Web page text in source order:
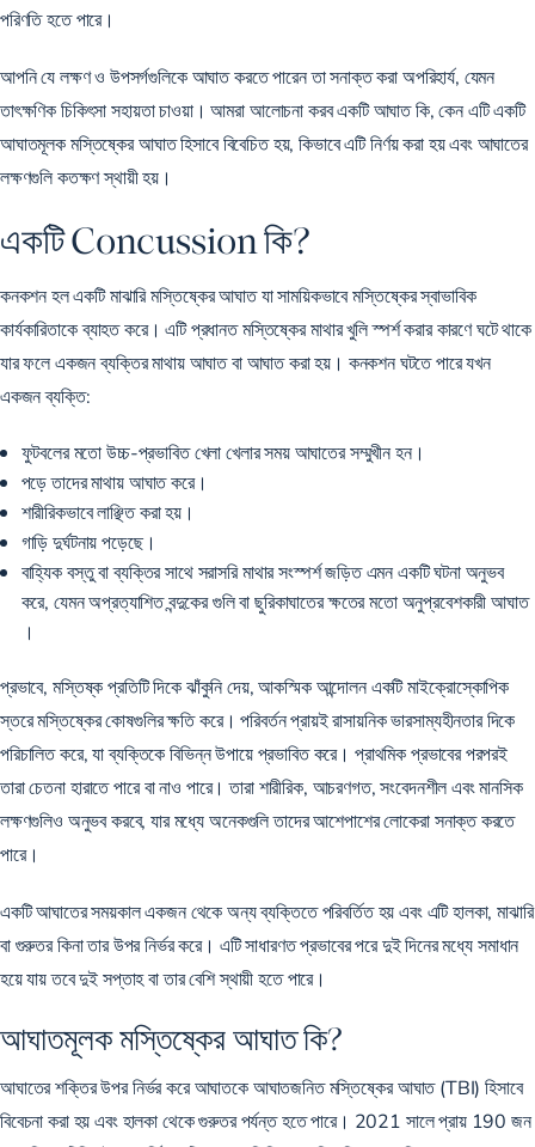
পরিণতি হতে পারে।
আপনি যে লক্ষণ ও উপসর্গগুলিকে আঘাত করতে পারেন তা সনাক্ত করা অপরিহার্য, যেমন
তাৎক্ষণিক চিকিৎসা সহায়তা চাওয়া। আমরা আলোচনা করব একটি আঘাত কি, কেন এটি একটি
আঘাতমূলক মস্তিষ্কের আঘাত হিসাবে বিবেচিত হয়, কিভাবে এটি নির্ণয় করা হয় এবং আঘাতের
লক্ষণগুলি কতক্ষণ স্থায়ী হয়।
একটি Concussion কি?
কনকশন হল একটি মাঝারি মস্তিষ্কের আঘাত যা সাময়িকভাবে মস্তিষ্কের স্বাভাবিক
কার্যকারিতাকে ব্যাহত করে। এটি প্রধানত মস্তিষ্কের মাথার খুলি স্পর্শ করার কারণে ঘটে থাকে
যার ফলে একজন ব্যক্তির মাথায় আঘাত বা আঘাত করা হয়। কনকশন ঘটতে পারে যখন
একজন ব্যক্তি:
ফুটবলের মতো উচ্চ-প্রভাবিত খেলা খেলার সময় আঘাতের সম্মুখীন হন।
পড়ে তাদের মাথায় আঘাত করে।
শারীরিকভাবে লাঞ্ছিত করা হয়।
গাড়ি দুর্ঘটনায় পড়েছে।
বাহ্যিক বস্তু বা ব্যক্তির সাথে সরাসরি মাথার সংস্পর্শ জড়িত এমন একটি ঘটনা অনুভব
করে, যেমন অপ্রত্যাশিত বন্দুকের গুলি বা ছুরিকাঘাতের ক্ষতের মতো অনুপ্রবেশকারী আঘাত
।
প্রভাবে, মস্তিষ্ক প্রতিটি দিকে ঝাঁকুনি দেয়, আকস্মিক আন্দোলন একটি মাইক্রোস্কোপিক
স্তরে মস্তিষ্কের কোষগুলির ক্ষতি করে। পরিবর্তন প্রায়ই রাসায়নিক ভারসাম্যহীনতার দিকে
পরিচালিত করে, যা ব্যক্তিকে বিভিন্ন উপায়ে প্রভাবিত করে। প্রাথমিক প্রভাবের পরপরই
তারা চেতনা হারাতে পারে বা নাও পারে। তারা শারীরিক, আচরণগত, সংবেদনশীল এবং মানসিক
লক্ষণগুলিও অনুভব করবে, যার মধ্যে অনেকগুলি তাদের আশেপাশের লোকেরা সনাক্ত করতে
পারে।
একটি আঘাতের সময়কাল একজন থেকে অন্য ব্যক্তিতে পরিবর্তিত হয় এবং এটি হালকা, মাঝারি
বা গুরুতর কিনা তার উপর নির্ভর করে। এটি সাধারণত প্রভাবের পরে দুই দিনের মধ্যে সমাধান
হয়ে যায় তবে দুই সপ্তাহ বা তার বেশি স্থায়ী হতে পারে।
আঘাতমূলক মস্তিষ্কের আঘাত কি?
আঘাতের শক্তির উপর নির্ভর করে আঘাতকে আঘাতজনিত মস্তিষ্কের আঘাত (TBI) হিসাবে
বিবেচনা করা হয় এবং হালকা থেকে গুরুতর পর্যন্ত হতে পারে। 2021 সালে প্রায় 190 জন